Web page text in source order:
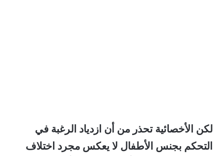
لكن الأخصائية تحذر من أن ازدياد الرغبة في
التحكم بجنس الأطفال لا يعكس مجرد اختلاف